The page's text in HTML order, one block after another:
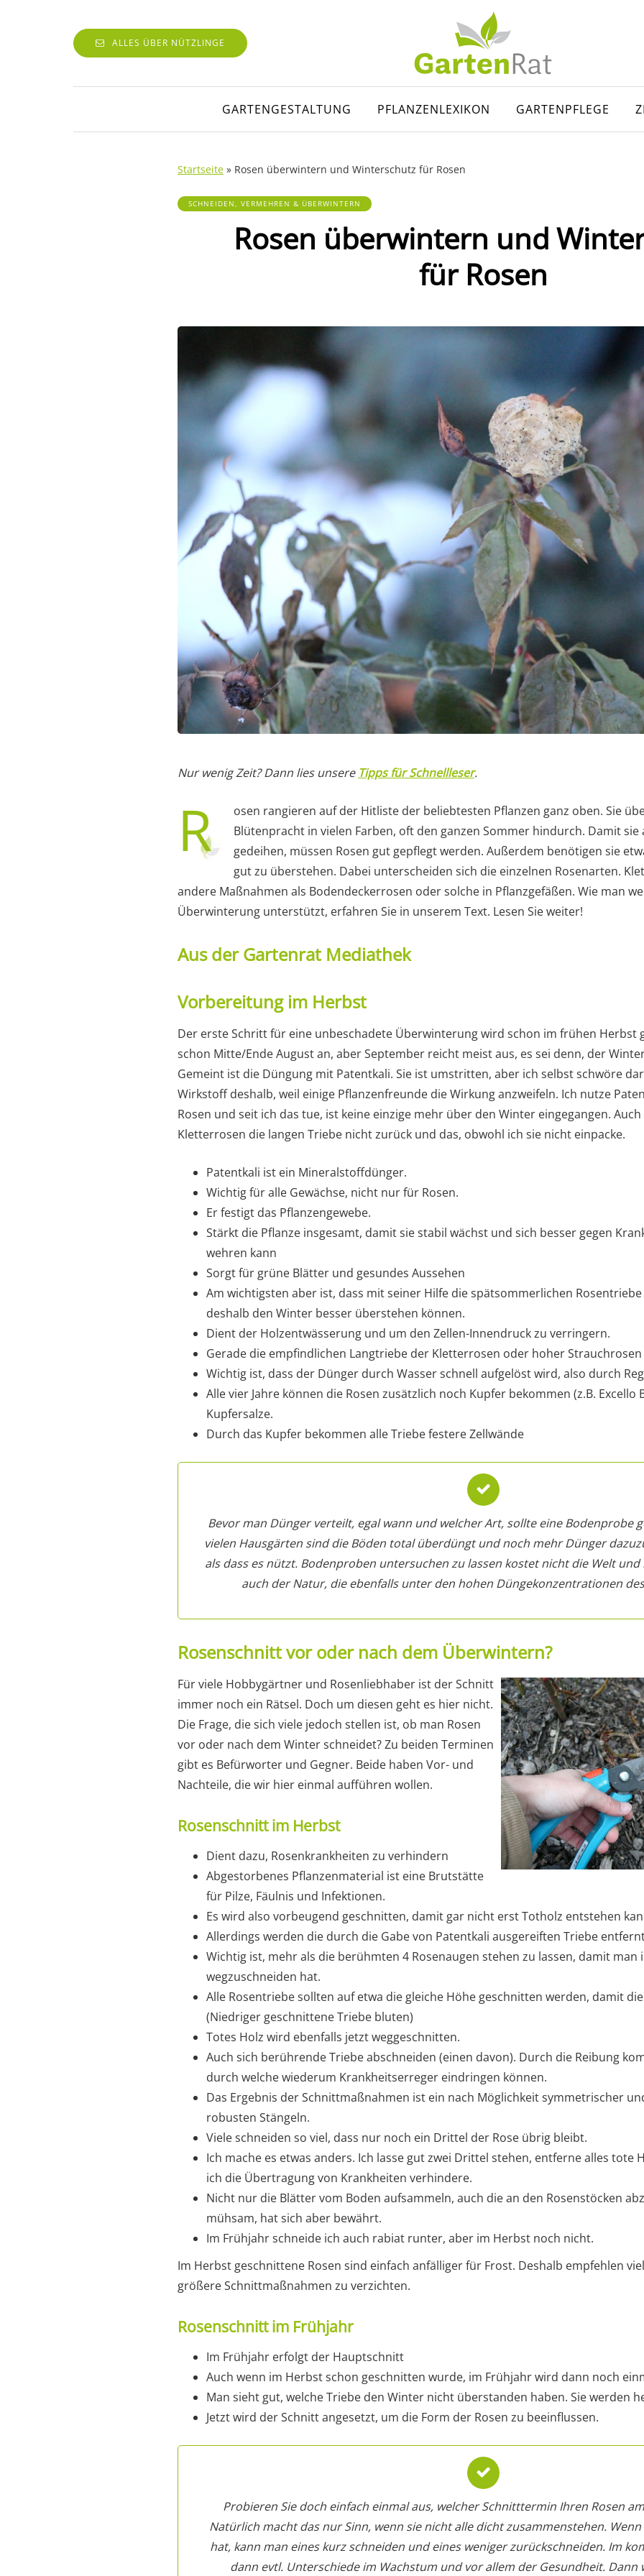
ALLES ÜBER NÜTZLINGE
GARTENGESTALTUNG PFLANZENLEXIKON GARTENPFLEGE
Startseite » Rosen überwintern und Winterschutz für Rosen
SCHNEIDEN, VERMEHREN & ÜBERWINTERN
Rosen überwintern und
für Rosen
Nur wenig Zeit? Dann lies unsere Tipps für Schnellleser.
R
osen rangieren auf der Hitliste der beliebtesten Pflanzen ganz oben. Sie
Blütenpracht in vielen Farben, oft den ganzen Sommer hindurch. Damit
gedeihen, müssen Rosen gut gepflegt werden. Außerdem benötigen sie
gut zu überstehen. Dabei unterscheiden sich die einzelnen Rosenarten.
andere Maßnahmen als Bodendeckerrosen oder solche in Pflanzgefäßen. Wie man
Überwinterung unterstützt, erfahren Sie in unserem Text. Lesen Sie weiter!
Aus der Gartenrat Mediathek
Vorbereitung im Herbst
Der erste Schritt für eine unbeschadete Überwinterung wird schon im frühen Herbst
schon Mitte/Ende August an, aber September reicht meist aus, es sei denn, der
Gemeint ist die Düngung mit Patentkali. Sie ist umstritten, aber ich selbst schwöre
Wirkstoff deshalb, weil einige Pflanzenfreunde die Wirkung anzweifeln. Ich nutze
Rosen und seit ich das tue, ist keine einzige mehr über den Winter eingegangen.
Kletterrosen die langen Triebe nicht zurück und das, obwohl ich sie nicht einpacke.
Patentkali ist ein Mineralstoffdünger.
Wichtig für alle Gewächse, nicht nur für Rosen.
Er festigt das Pflanzengewebe.
Stärkt die Pflanze insgesamt, damit sie stabil wächst und sich besser gegen
wehren kann
Sorgt für grüne Blätter und gesundes Aussehen
Am wichtigsten aber ist, dass mit seiner Hilfe die spätsommerlichen
deshalb den Winter besser überstehen können.
Dient der Holzentwässerung und um den Zellen-Innendruck zu verringern.
Gerade die empfindlichen Langtriebe der Kletterrosen oder hoher
Wichtig ist, dass der Dünger durch Wasser schnell aufgelöst wird, also durch
Alle vier Jahre können die Rosen zusätzlich noch Kupfer bekommen (z.B. Excello
Kupfersalze.
Durch das Kupfer bekommen alle Triebe festere Zellwände
Bevor man Dünger verteilt, egal wann und welcher Art, sollte eine Bodenprobe
vielen Hausgärten sind die Böden total überdüngt und noch mehr Dünger
als dass es nützt. Bodenproben untersuchen zu lassen kostet nicht die Welt
auch der Natur, die ebenfalls unter den hohen Düngekonzentrationen
Rosenschnitt vor oder nach dem Überwintern?
Für viele Hobbygärtner und Rosenliebhaber ist der Schnitt
immer noch ein Rätsel. Doch um diesen geht es hier nicht.
Die Frage, die sich viele jedoch stellen ist, ob man Rosen
vor oder nach dem Winter schneidet? Zu beiden Terminen
gibt es Befürworter und Gegner. Beide haben Vor- und
Nachteile, die wir hier einmal aufführen wollen.
Rosenschnitt im Herbst
Dient dazu, Rosenkrankheiten zu verhindern
Abgestorbenes Pflanzenmaterial ist eine Brutstätte
für Pilze, Fäulnis und Infektionen.
Es wird also vorbeugend geschnitten, damit gar nicht erst Totholz entstehen
Allerdings werden die durch die Gabe von Patentkali ausgereiften Triebe
Wichtig ist, mehr als die berühmten 4 Rosenaugen stehen zu lassen, damit man
wegzuschneiden hat.
Alle Rosentriebe sollten auf etwa die gleiche Höhe geschnitten werden, damit
(Niedriger geschnittene Triebe bluten)
Totes Holz wird ebenfalls jetzt weggeschnitten.
Auch sich berührende Triebe abschneiden (einen davon). Durch die Reibung
durch welche wiederum Krankheitserreger eindringen können.
Das Ergebnis der Schnittmaßnahmen ist ein nach Möglichkeit symmetrischer
robusten Stängeln.
Viele schneiden so viel, dass nur noch ein Drittel der Rose übrig bleibt.
Ich mache es etwas anders. Ich lasse gut zwei Drittel stehen, entferne alles tote
ich die Übertragung von Krankheiten verhindere.
Nicht nur die Blätter vom Boden aufsammeln, auch die an den Rosenstöcken
mühsam, hat sich aber bewährt.
Im Frühjahr schneide ich auch rabiat runter, aber im Herbst noch nicht.
Im Herbst geschnittene Rosen sind einfach anfälliger für Frost. Deshalb empfehlen
größere Schnittmaßnahmen zu verzichten.
Rosenschnitt im Frühjahr
Im Frühjahr erfolgt der Hauptschnitt
Auch wenn im Herbst schon geschnitten wurde, im Frühjahr wird dann noch
Man sieht gut, welche Triebe den Winter nicht überstanden haben. Sie werden
Jetzt wird der Schnitt angesetzt, um die Form der Rosen zu beeinflussen.
Probieren Sie doch einfach einmal aus, welcher Schnitttermin Ihren Rosen
Natürlich macht das nur Sinn, wenn sie nicht alle dicht zusammenstehen.
hat, kann man eines kurz schneiden und eines weniger zurückschneiden. Im
dann evtl. Unterschiede im Wachstum und vor allem der Gesundheit. Dann